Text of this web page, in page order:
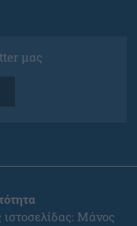
μας
ιστοσελίδας: Μάνος